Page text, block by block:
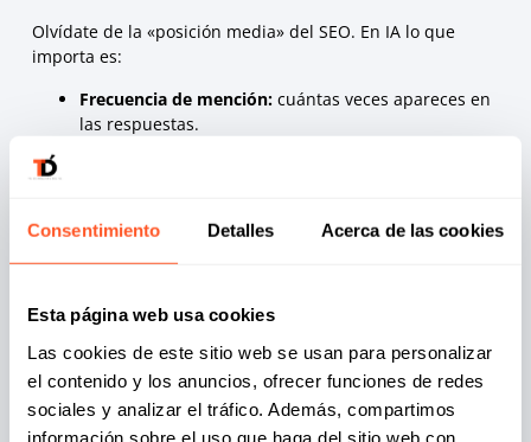
Consentimiento Detalles Acerca de las cookies
Esta página web usa cookies
Las cookies de este sitio web se usan para personalizar
el contenido y los anuncios, ofrecer funciones de redes
sociales y analizar el tráfico. Además, compartimos
información sobre el uso que haga del sitio web con
Olvídate de la «posición media» del SEO. En IA lo que
importa es:
Frecuencia de mención:cuántas veces apareces en
las respuestas.
de las veces eres tú la opción recomendada frente a
Errores frecuentes que te dejan fuera de
ChatGPT
Pensar que con pagar publicidad basta.La IA no lee
tus anuncios; lee tu contenido y el de quienes